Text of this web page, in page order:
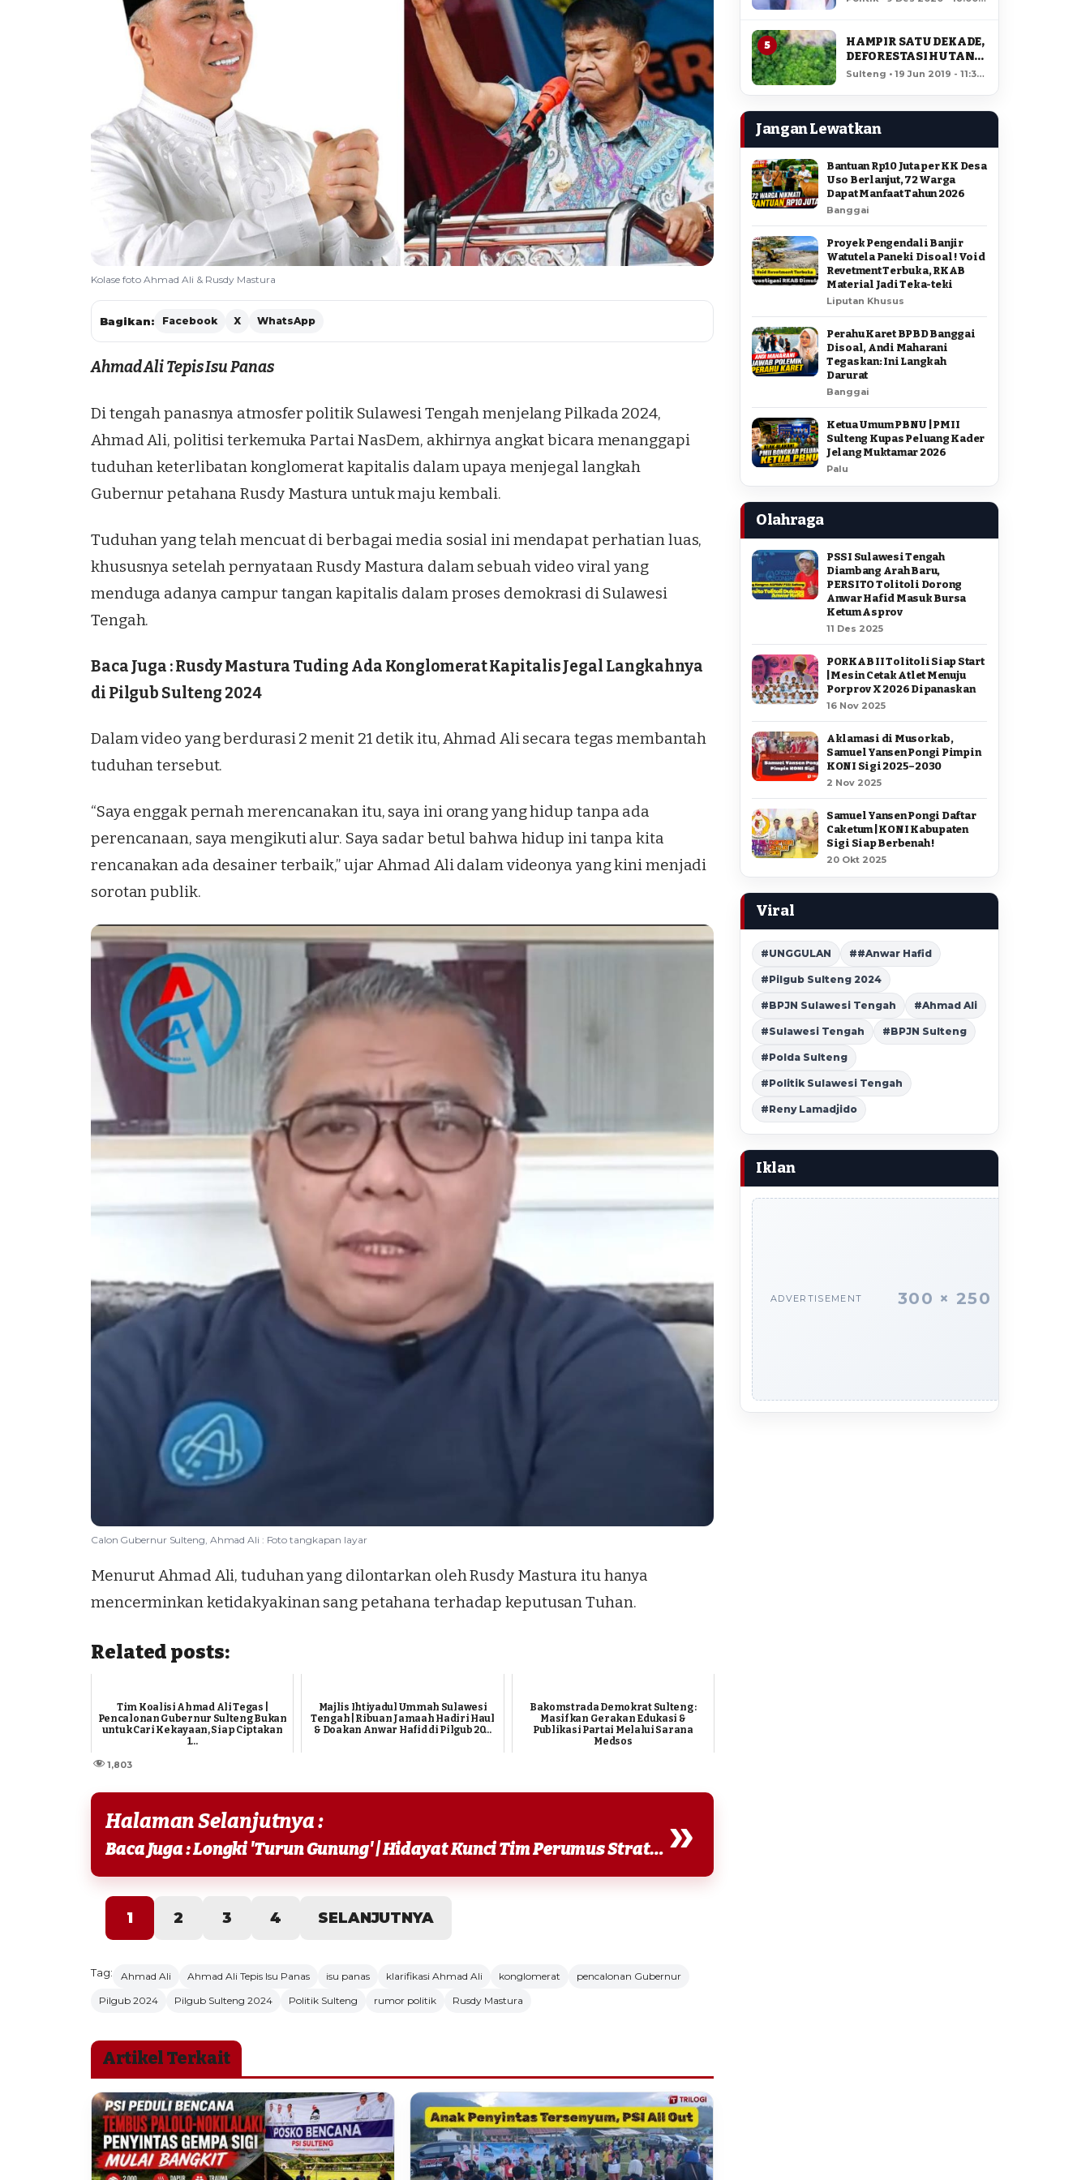
Kolase foto Ahmad Ali & Rusdy Mastura
Bagikan: Facebook X WhatsApp
Ahmad Ali Tepis Isu Panas
Di tengah panasnya atmosfer politik Sulawesi Tengah menjelang Pilkada 2024,
Ahmad Ali, politisi terkemukaPartai NasDem, akhirnya angkat bicara menanggapi
tuduhan keterlibatan konglomerat kapitalis dalam upaya menjegal langkah
Gubernur petahana Rusdy Mastura untuk maju kembali.
Tuduhan yang telah mencuat di berbagai media sosial ini mendapat perhatian luas,
khususnya setelah pernyataan Rusdy Mastura dalam sebuah video viral yang
menduga adanya campur tangan kapitalis dalam proses demokrasi di Sulawesi
Tengah.
Baca Juga :Rusdy Mastura Tuding Ada Konglomerat Kapitalis Jegal Langkahnya
di Pilgub Sulteng 2024
Dalam video yang berdurasi 2 menit 21 detik itu, Ahmad Ali secara tegas membantah
tuduhan tersebut.
“Saya enggak pernah merencanakan itu, saya ini orang yang hidup tanpa ada
perencanaan, saya mengikuti alur. Saya sadar betul bahwa hidup ini tanpa kita
rencanakan ada desainer terbaik,” ujar Ahmad Ali dalam videonya yang kini menjadi
sorotan publik.
Calon Gubernur Sulteng, Ahmad Ali : Foto tangkapan layar
Menurut Ahmad Ali, tuduhan yang dilontarkan oleh Rusdy Mastura itu hanya
mencerminkan ketidakyakinan sang petahana terhadap keputusan Tuhan.
Related posts:
Tim Koalisi Ahmad Ali Tegas |
Pencalonan Gubernur Sulteng Bukan
untuk Cari Kekayaan, Siap Ciptakan
1...
Majlis Ihtiyadul Ummah Sulawesi
Tengah | Ribuan Jamaah Hadiri Haul
& Doakan Anwar Hafid di Pilgub 20...
Bakomstrada Demokrat Sulteng :
Masifkan Gerakan Edukasi &
Publikasi Partai Melalui Sarana
Medsos
1,803
Halaman Selanjutnya :
Baca Juga : Longki 'Turun Gunung' | Hidayat Kunci Tim Perumus Strategi Pemenangan Ahamd Ali... »
1 2 3 4 SELANJUTNYA
Tag: Ahmad Ali Ahmad Ali Tepis Isu Panas isu panas klarifikasi Ahmad Ali konglomerat
pencalonan Gubernur
Pilgub 2024
Pilgub Sulteng 2024 Politik Sulteng rumor politik Rusdy Mastura
Artikel Terkait
5
HAMPIR SATU DEKADE,
DEFORESTASI HUTAN
LORE LINDU MENCAPAI
Sulteng • 19 Jun 2019 - 11:34
Jangan Lewatkan
Bantuan Rp10 Juta per KK Desa
Uso Berlanjut, 72 Warga
Dapat Manfaat Tahun 2026
Banggai
Proyek Pengendali Banjir
Watutela Paneki Disoal ! Void
Revetment Terbuka, RKAB
Material Jadi Teka-teki
Liputan Khusus
Perahu Karet BPBD Banggai
Disoal, Andi Maharani
Tegaskan: Ini Langkah
Darurat
Banggai
Ketua Umum PBNU | PMII
Sulteng Kupas Peluang Kader
Jelang Muktamar 2026
Palu
Olahraga
PSSI Sulawesi Tengah
Diambang Arah Baru,
PERSITO Tolitoli Dorong
Anwar Hafid Masuk Bursa
Ketum Asprov
11 Des 2025
PORKAB II Tolitoli Siap Start
| Mesin Cetak Atlet Menuju
Porprov X 2026 Dipanaskan
16 Nov 2025
Aklamasi di Musorkab,
Samuel Yansen Pongi Pimpin
KONI Sigi 2025–2030
2 Nov 2025
Samuel Yansen Pongi Daftar
Caketum | KONI Kabupaten
Sigi Siap Berbenah !
20 Okt 2025
Viral
#UNGGULAN ##Anwar Hafid
#Pilgub Sulteng 2024
#BPJN Sulawesi Tengah #Ahmad Ali
#Sulawesi Tengah #BPJN Sulteng
#Polda Sulteng
#Politik Sulawesi Tengah
#Reny Lamadjido
Iklan
ADVERTISEMENT 300 × 250